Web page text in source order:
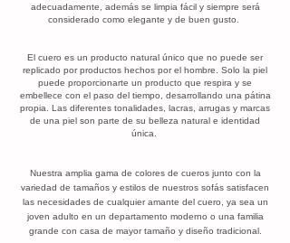
adecuadamente, además se limpia fácil y siempre será
considerado como elegante y de buen gusto.
El cuero es un producto natural único que no puede ser
replicado por productos hechos por el hombre. Solo la piel
puede proporcionarte un producto que respira y se
embellece con el paso del tiempo, desarrollando una pátina
propia. Las diferentes tonalidades, lacras, arrugas y marcas
de una piel son parte de su belleza natural e identidad
única.
Nuestra amplia gama de colores de cueros junto con la
variedad de tamaños y estilos de nuestros sofás satisfacen
las necesidades de cualquier amante del cuero, ya sea un
joven adulto en un departamento moderno o una familia
grande con casa de mayor tamaño y diseño tradicional.